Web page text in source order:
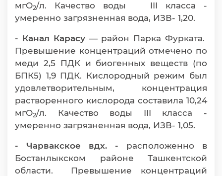
мгО2/л. Качество воды III класса -
умеренно загрязненная вода, ИЗВ- 1,20.
- Канал Карасу— район Парка Фурката.
Превышение концентраций отмечено по
меди 2,5 ПДК и биогенных веществ (по
БПК5) 1,9 ПДК. Кислородный режим был
удовлетворительным, концентрация
растворенного кислорода составила 10,24
мгО2/л. Качество воды III класса -
умеренно загрязненная вода, ИЗВ- 1,05.
- Чарвакское вдх. - расположенно в
Бостанлыкском районе Ташкентской
области. Превышение концентраций